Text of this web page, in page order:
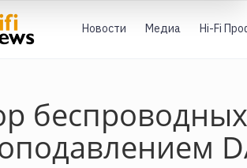
Новости Медиа Hi-Fi